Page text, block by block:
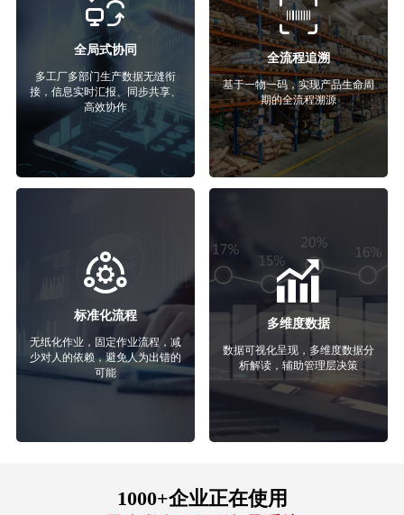
全局式协同
多工厂多部门生产数据无缝衔
接，信息实时汇报、同步共享、
高效协作
全流程追溯
基于一物一码，实现产品生命周
期的全流程溯源
标准化流程
无纸化作业，固定作业流程，减
少对人的依赖，避免人为出错的
可能
多维度数据
数据可视化呈现，多维度数据分
析解读，辅助管理层决策
1000+企业正在使用